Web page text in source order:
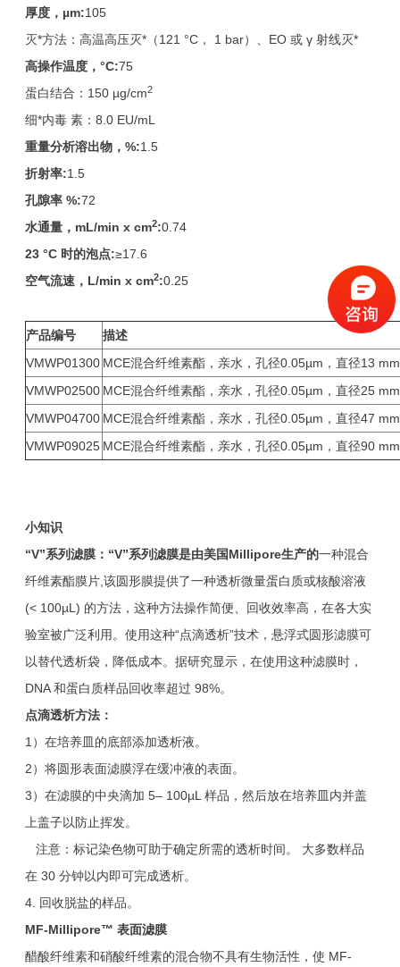
厚度，µm:105
灭*方法：高温高压灭*（121 °C， 1 bar）、EO 或 γ 射线灭*
高操作温度，°C:75
蛋白结合：150 µg/cm2
细*内毒 素：8.0 EU/mL
重量分析溶出物，%:1.5
折射率:1.5
孔隙率 %:72
水通量，mL/min x cm2:0.74
23 °C 时的泡点:≥17.6
空气流速，L/min x cm2:0.25
产品编号
描述
VMWP01300 MCE混合纤维素酯，亲水，孔径0.05µm，直径13
VMWP02500 MCE混合纤维素酯，亲水，孔径0.05µm，直径25
VMWP04700 MCE混合纤维素酯，亲水，孔径0.05µm，直径47
VMWP09025 MCE混合纤维素酯，亲水，孔径0.05µm，直径90
小知识
“V”系列滤膜：“V”系列滤膜是由美国Millipore生产的一种混合
纤维素酯膜片,该圆形膜提供了一种透析微量蛋白质或核酸溶液
(< 100µL) 的方法，这种方法操作简便、回收效率高，在各大实
验室被广泛利用。使用这种“点滴透析”技术，悬浮式圆形滤膜可
以替代透析袋，降低成本。据研究显示，在使用这种滤膜时，
DNA 和蛋白质样品回收率超过 98%。
点滴透析方法：
1）在培养皿的底部添加透析液。
2）将圆形表面滤膜浮在缓冲液的表面。
3）在滤膜的中央滴加 5– 100µL 样品，然后放在培养皿内并盖
上盖子以防止挥发。
注意：标记染色物可助于确定所需的透析时间。 大多数样品
在 30 分钟以内即可完成透析。
4. 回收脱盐的样品。
MF-Millipore™ 表面滤膜
醋酸纤维素和硝酸纤维素的混合物不具有生物活性，使 MF-